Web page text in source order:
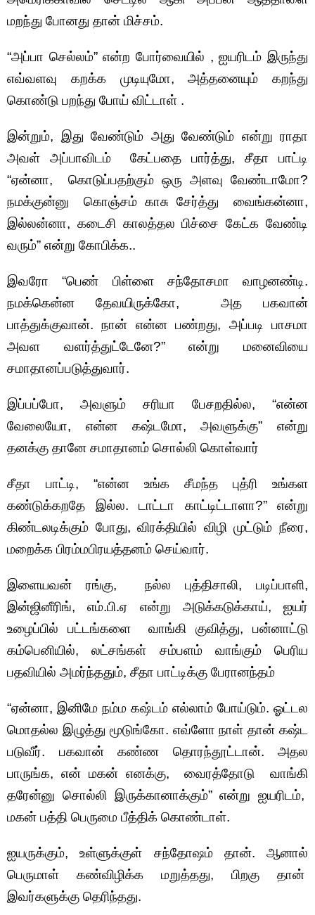
மறந்து போனது தான் மிச்சம்.
“அப்பா செல்லம்” என்ற போர்வையில் , ஐயரிடம் இருந்து
எவ்வளவு கறக்க முடியுமோ, அத்தனையும் கறந்து
கொண்டு பறந்து போய் விட்டாள் .
இன்றும், இது வேண்டும் அது வேண்டும் என்று ராதா
அவள் அப்பாவிடம் கேட்பதை பார்த்து, சீதா பாட்டி
“ஏன்னா, கொடுப்பதற்கும் ஒரு அளவு வேண்டாமோ?
நமக்குன்னு கொஞ்சம் காசு சேர்த்து வைங்கன்னா,
இல்லன்னா, கடைசி காலத்தல பிச்சை கேட்க வேண்டி
வரும்” என்று கோபிக்க..
இவரோ “பெண் பிள்ளை சந்தோசமா வாழனண்டி.
நமக்கென்ன தேவயிருக்கோ, அத பகவான்
பாத்துக்குவான். நான் என்ன பண்றது, அப்படி பாசமா
அவள வளர்த்துட்டேனே?” என்று மனைவியை
சமாதானப்படுத்துவார்.
இப்பப்போ, அவளும் சரியா பேசறதில்ல, “என்ன
வேலையோ, என்ன கஷ்டமோ, அவளுக்கு” என்று
தனக்கு தானே சமாதானம் சொல்லி கொள்வார்
சீதா பாட்டி, “என்ன உங்க சீமந்த புத்ரி உங்கள
கண்டுக்கறதே இல்ல. டாட்டா காட்டிட்டாளா?” என்று
கிண்டலடிக்கும் போது, விரக்தியில் விழி முட்டும் நீரை,
மறைக்க பிரம்மபிரயத்தனம் செய்வார்.
இளையவன் ரங்கு, நல்ல புத்திசாலி, படிப்பாளி,
இன்ஜினீரிங், எம்.பி.ஏ என்று அடுக்கடுக்காய், ஐயர்
உழைப்பில் பட்டங்களை வாங்கி குவித்து, பன்னாட்டு
கம்பெனியில், லட்சங்கள் சம்பளம் வாங்கும் பெரிய
பதவியில் அமர்ந்ததும், சீதா பாட்டிக்கு பேரானந்தம்
“ஏன்னா, இனிமே நம்ம கஷ்டம் எல்லாம் போய்டும். ஓட்டல
மொதல்ல இழுத்து மூடுங்கோ. எவ்ளோ நாள் தான் கஷ்ட
படுவீர். பகவான் கண்ண தொரந்தூட்டான். அதல
பாருங்க, என் மகன் எனக்கு, வைரத்தோடு வாங்கி
தரேன்னு சொல்லி இருக்கானாக்கும்” என்று ஐயரிடம்,
மகன் பத்தி பெருமை பீத்திக் கொண்டாள்.
ஐயருக்கும், உள்ளுக்குள் சந்தோஷம் தான். ஆனால்
பெருமாள் கண்விழிக்க மறுத்தது, பிறகு தான்
இவர்களுக்கு தெரிந்தது.